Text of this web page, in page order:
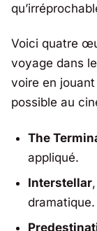
Voici quatre
voyage dans
voire en
possible au
The
appliqué.
Interstellar
dramatique.